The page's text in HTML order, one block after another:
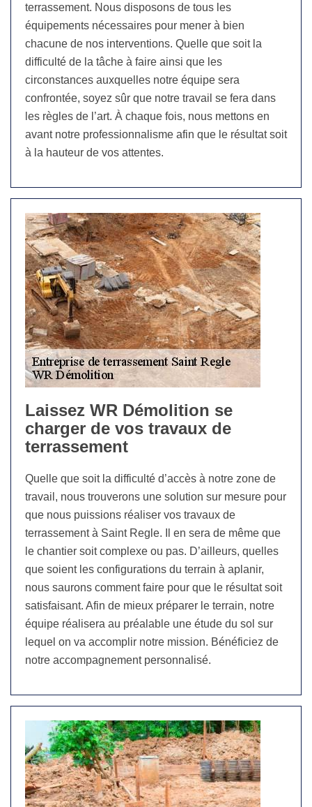
terrassement. Nous disposons de tous les
équipements nécessaires pour mener à bien
chacune de nos interventions. Quelle que soit la
difficulté de la tâche à faire ainsi que les
circonstances auxquelles notre équipe sera
confrontée, soyez sûr que notre travail se fera dans
les règles de l’art. À chaque fois, nous mettons en
avant notre professionnalisme afin que le résultat soit
à la hauteur de vos attentes.
Laissez WR Démolition se
charger de vos travaux de
terrassement
Quelle que soit la difficulté d’accès à notre zone de
travail, nous trouverons une solution sur mesure pour
que nous puissions réaliser vos travaux de
terrassement à Saint Regle. Il en sera de même que
le chantier soit complexe ou pas. D’ailleurs, quelles
que soient les configurations du terrain à aplanir,
nous saurons comment faire pour que le résultat soit
satisfaisant. Afin de mieux préparer le terrain, notre
équipe réalisera au préalable une étude du sol sur
lequel on va accomplir notre mission. Bénéficiez de
notre accompagnement personnalisé.